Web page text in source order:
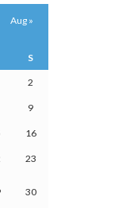
S
2
9
16
23
30
Aug »